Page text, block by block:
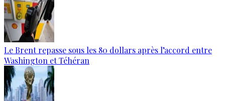
Le Brent repasse sous les 80 dollars après l’accord entre
Washington et Téhéran